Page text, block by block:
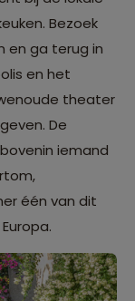
Bezoek
en ga terug in
en het
theater
De
iemand
één van dit